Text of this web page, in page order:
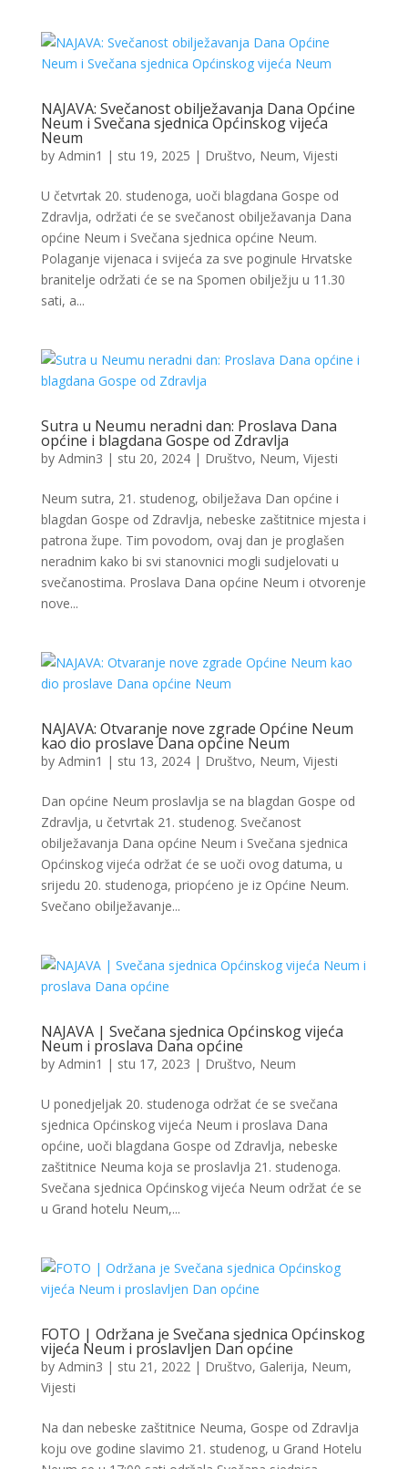
NAJAVA: Svečanost obilježavanja Dana Općine
Neum i Svečana sjednica Općinskog vijeća
Neum
by Admin1 | stu 19, 2025 | Društvo, Neum, Vijesti
U četvrtak 20. studenoga, uoči blagdana Gospe od
Zdravlja, održati će se svečanost obilježavanja Dana
općine Neum i Svečana sjednica općine Neum.
Polaganje vijenaca i svijeća za sve poginule Hrvatske
branitelje održati će se na Spomen obilježju u 11.30
sati, a...
Sutra u Neumu neradni dan: Proslava Dana
općine i blagdana Gospe od Zdravlja
by Admin3 | stu 20, 2024| Društvo, Neum, Vijesti
Neum sutra, 21. studenog, obilježava Dan općine i
blagdan Gospe od Zdravlja, nebeske zaštitnice mjesta i
patrona župe. Tim povodom, ovaj dan je proglašen
neradnim kako bi svi stanovnici mogli sudjelovati u
svečanostima. Proslava Dana općine Neum i otvorenje
nove...
NAJAVA: Otvaranje nove zgrade Općine Neum
kao dio proslave Dana općine Neum
by Admin1 | stu 13, 2024| Društvo, Neum, Vijesti
Dan općine Neum proslavlja se na blagdan Gospe od
Zdravlja, u četvrtak 21. studenog. Svečanost
obilježavanja Dana općine Neum i Svečana sjednica
Općinskog vijeća održat će se uoči ovog datuma, u
srijedu 20. studenoga, priopćeno je iz Općine Neum.
Svečano obilježavanje...
NAJAVA | Svečana sjednica Općinskog vijeća
Neum i proslava Dana općine
by Admin1 | stu 17, 2023 | Društvo, Neum
U ponedjeljak 20. studenoga održat će se svečana
sjednica Općinskog vijeća Neum i proslava Dana
općine, uoči blagdana Gospe od Zdravlja, nebeske
zaštitnice Neuma koja se proslavlja 21. studenoga.
Svečana sjednica Općinskog vijeća Neum održat će se
u Grand hotelu Neum,...
FOTO | Održana je Svečana sjednica Općinskog
vijeća Neum i proslavljen Dan općine
by Admin3 | stu 21, 2022| Društvo, Galerija, Neum,
Vijesti
Na dan nebeske zaštitnice Neuma, Gospe od Zdravlja
koju ove godine slavimo 21. studenog, u Grand Hotelu